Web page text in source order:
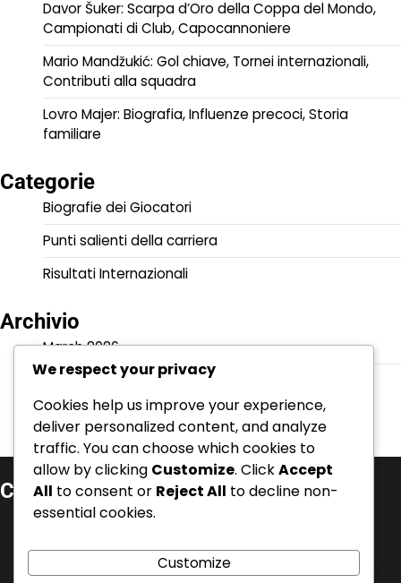
Davor Šuker: Scarpa d’Oro della Coppa del Mondo,
Campionati di Club, Capocannoniere
Mario Mandžukić: Gol chiave, Tornei internazionali,
Contributi alla squadra
Lovro Majer: Biografia, Influenze precoci, Storia
familiare
Categorie
Biografie dei Giocatori
Punti salienti della carriera
Risultati Internazionali
Archivio
March 2026
February 2026
Categorie
Biografie dei Giocatori
Punti salienti della carriera
We respect your privacy
Cookies help us improve your experience,
deliver personalized content, and analyze
traffic. You can choose which cookies to
allow by clicking Customize. ClickAccept
All to consent or Reject All to decline non-
essential cookies.
Customize